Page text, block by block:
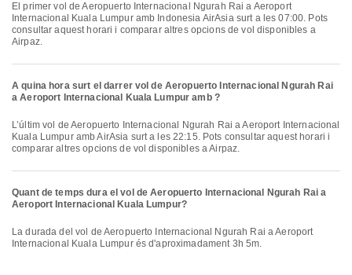
El primer vol de Aeropuerto Internacional Ngurah Rai a Aeroport
Internacional Kuala Lumpur amb Indonesia AirAsia surt a les 07:00. Pots
consultar aquest horari i comparar altres opcions de vol disponibles a
Airpaz.
A quina hora surt el darrer vol de Aeropuerto Internacional Ngurah Rai
a Aeroport Internacional Kuala Lumpur amb ?
L’últim vol de Aeropuerto Internacional Ngurah Rai a Aeroport Internacional
Kuala Lumpur amb AirAsia surt a les 22:15. Pots consultar aquest horari i
comparar altres opcions de vol disponibles a Airpaz.
Quant de temps dura el vol de Aeropuerto Internacional Ngurah Rai a
Aeroport Internacional Kuala Lumpur?
La durada del vol de Aeropuerto Internacional Ngurah Rai a Aeroport
Internacional Kuala Lumpur és d'aproximadament 3h 5m.